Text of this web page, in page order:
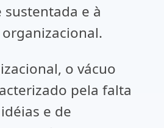
e à
o vácuo
pela falta
e de